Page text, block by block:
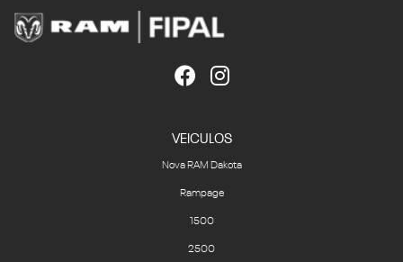
VEICULOS
Nova RAM Dakota
Rampage
1500
2500